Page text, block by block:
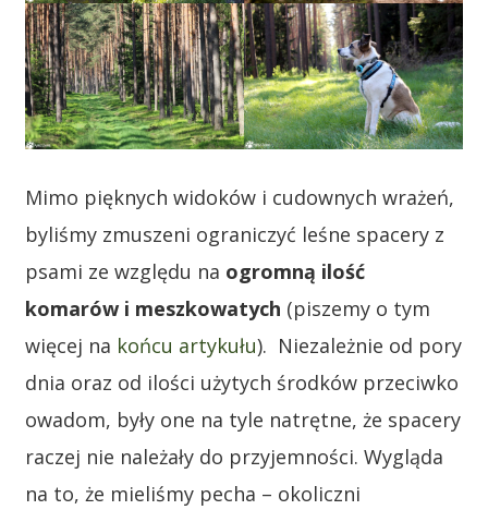
Mimo pięknych widoków i cudownych wrażeń,
byliśmy zmuszeni ograniczyć leśne spacery z
psami ze względu na ogromną ilość
komarów i meszkowatych (piszemy o tym
więcej na końcu artykułu). Niezależnie od pory
dnia oraz od ilości użytych środków przeciwko
owadom, były one na tyle natrętne, że spacery
raczej nie należały do przyjemności. Wygląda
na to, że mieliśmy pecha – okoliczni